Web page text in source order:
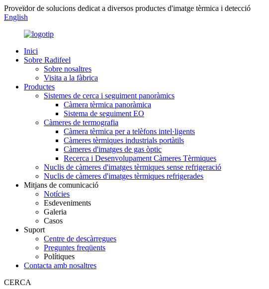
Proveïdor de solucions dedicat a diversos productes d'imatge tèrmica i detecció
English
Inici
Sobre Radifeel
Sobre nosaltres
Visita a la fàbrica
Productes
Sistemes de cerca i seguiment panoràmics
Càmera tèrmica panoràmica
Sistema de seguiment EO
Càmeres de termografia
Càmera tèrmica per a telèfons intel·ligents
Càmeres tèrmiques industrials portàtils
Càmeres d'imatges de gas òptic
Recerca i Desenvolupament Càmeres Tèrmiques
Nuclis de càmeres d'imatges tèrmiques sense refrigeració
Nuclis de càmeres d'imatges tèrmiques refrigerades
Mitjans de comunicació
Notícies
Esdeveniments
Galeria
Casos
Suport
Centre de descàrregues
Preguntes freqüents
Polítiques
Contacta amb nosaltres
CERCA